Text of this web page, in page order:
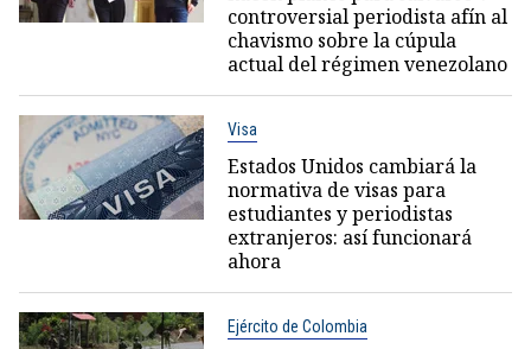
controversial periodista afín al
chavismo sobre la cúpula
actual del régimen venezolano
Visa
Estados Unidos cambiará la
normativa de visas para
estudiantes y periodistas
extranjeros: así funcionará
ahora
Ejército de Colombia